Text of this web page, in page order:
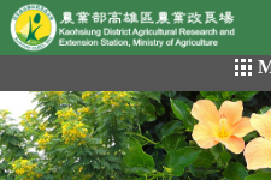
網頁置頂
到
主
要
內